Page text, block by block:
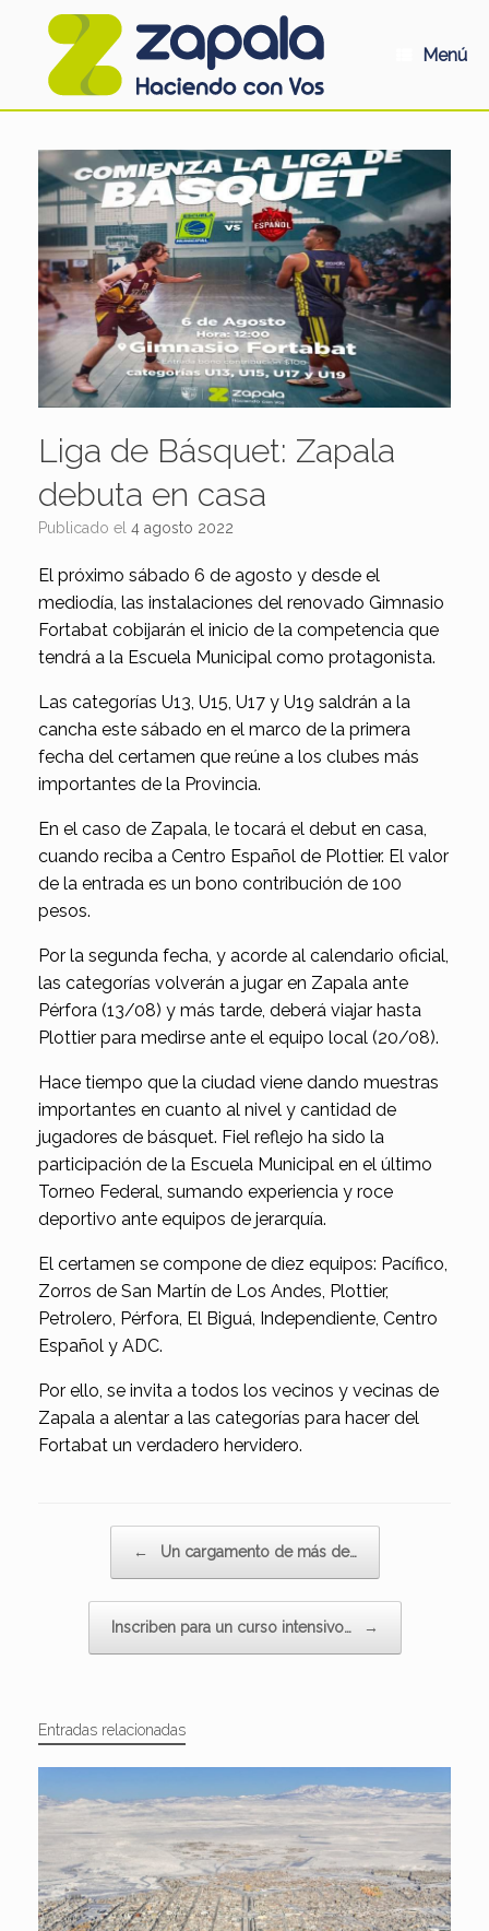
Menú
Liga de Básquet: Zapala
debuta en casa
Publicado el 4 agosto 2022
El próximo sábado 6 de agosto y desde el
mediodía, las instalaciones del renovado Gimnasio
Fortabat cobijarán el inicio de la competencia que
tendrá a la Escuela Municipal como protagonista.
Las categorías U13, U15, U17 y U19 saldrán a la
cancha este sábado en el marco de la primera
fecha del certamen que reúne a los clubes más
importantes de la Provincia.
En el caso de Zapala, le tocará el debut en casa,
cuando reciba a Centro Español de Plottier. El valor
de la entrada es un bono contribución de 100
pesos.
Por la segunda fecha, y acorde al calendario oficial,
las categorías volverán a jugar en Zapala ante
Pérfora (13/08) y más tarde, deberá viajar hasta
Plottier para medirse ante el equipo local (20/08).
Hace tiempo que la ciudad viene dando muestras
importantes en cuanto al nivel y cantidad de
jugadores de básquet. Fiel reflejo ha sido la
participación de la Escuela Municipal en el último
Torneo Federal, sumando experiencia y roce
deportivo ante equipos de jerarquía.
El certamen se compone de diez equipos: Pacífico,
Zorros de San Martín de Los Andes, Plottier,
Petrolero, Pérfora, El Biguá, Independiente, Centro
Español y ADC.
Por ello, se invita a todos los vecinos y vecinas de
Zapala a alentar a las categorías para hacer del
Fortabat un verdadero hervidero.
← Un cargamento de más de…
Inscriben para un curso intensivo… →
Entradas relacionadas